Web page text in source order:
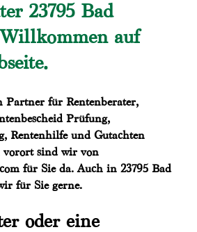
23795 Bad
Willkommen auf
Partner für Rentenberater,
Prüfung,
Rentenhilfe und Gutachten
vorort sind wir von
für Sie da. Auch in 23795 Bad
für Sie gerne.
oder eine